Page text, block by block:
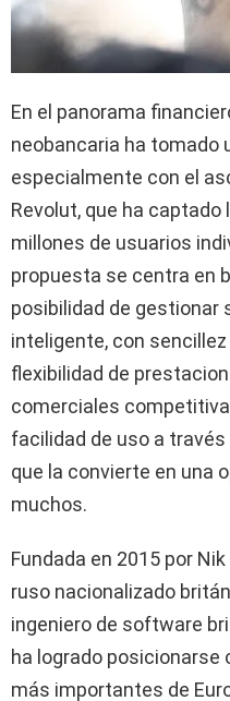
En el panorama
neobancaria ha tomado
especialmente con el
Revolut, que ha
millones de usuarios
propuesta se centra en
posibilidad de gestionar
inteligente, con
flexibilidad de
comerciales
facilidad de uso a
que la convierte en una
muchos.
Fundada en 2015 por
ruso nacionalizado
ingeniero de software
ha logrado posicionarse
más importantes de